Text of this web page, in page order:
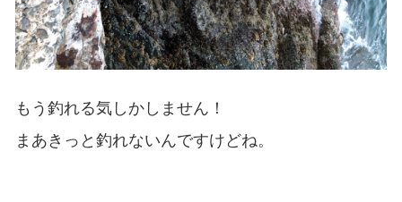
もう釣れる気しかしません！
まあきっと釣れないんですけどね。